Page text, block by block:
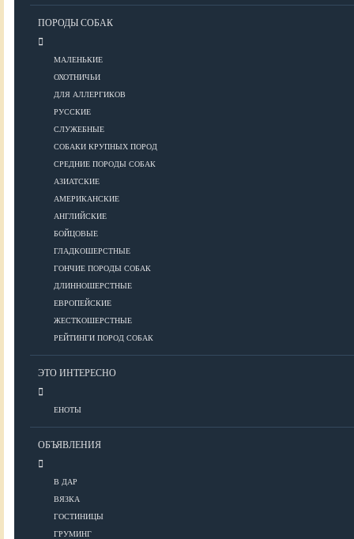
ПОРОДЫ СОБАК
МАЛЕНЬКИЕ
ОХОТНИЧЬИ
ДЛЯ АЛЛЕРГИКОВ
РУССКИЕ
СЛУЖЕБНЫЕ
СОБАКИ КРУПНЫХ ПОРОД
СРЕДНИЕ ПОРОДЫ СОБАК
АЗИАТСКИЕ
АМЕРИКАНСКИЕ
АНГЛИЙСКИЕ
БОЙЦОВЫЕ
ГЛАДКОШЕРСТНЫЕ
ГОНЧИЕ ПОРОДЫ СОБАК
ДЛИННОШЕРСТНЫЕ
ЕВРОПЕЙСКИЕ
ЖЕСТКОШЕРСТНЫЕ
РЕЙТИНГИ ПОРОД СОБАК
ЭТО ИНТЕРЕСНО
ЕНОТЫ
ОБЪЯВЛЕНИЯ
В ДАР
ВЯЗКА
ГОСТИНИЦЫ
ГРУМИНГ
Препараты
ВОСПИТАНИЕ
КОРМА
Корма холистик класса
Корма эконом класса
Кормление щенков
Диетическое и лечебное кормление
УХОД